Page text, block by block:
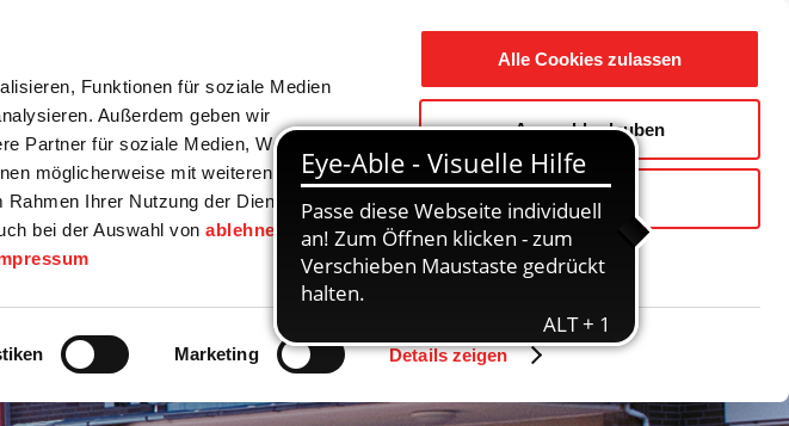
Funktionen für soziale Medien
Außerdem geben wir
Partner für soziale Medien, Werbung
möglicherweise mit weiteren Daten
Ihrer Nutzung der Dienste
bei der Auswahl vonablehnen
gesetzt.
Marketing Details zeigen
Alle Cookies zulassen
Auswahl erlauben
Ablehnen
/ Soziales Touristik / Freizeit Gemeinde / Geschichte